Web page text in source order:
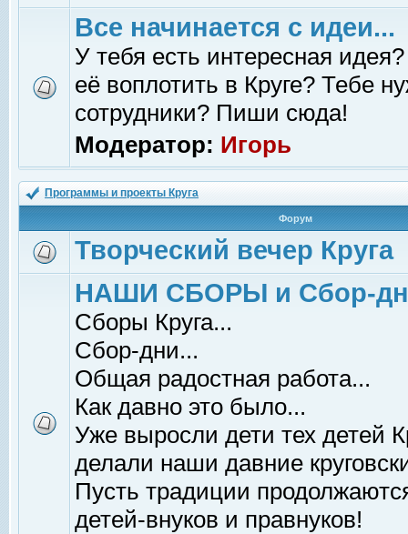
Все начинается с идеи...
У тебя есть интересная
её воплотить в Круге? Тебе
сотрудники? Пиши сюда!
Модератор: Игорь
Программы и проекты Круга
Форум
Творческий вечер Круга
НАШИ СБОРЫ и Сбор-
Сборы Круга...
Сбор-дни...
Общая радостная работа...
Как давно это было...
Уже выросли дети тех детей
делали наши давние
Пусть традиции
детей-внуков и правнуков!